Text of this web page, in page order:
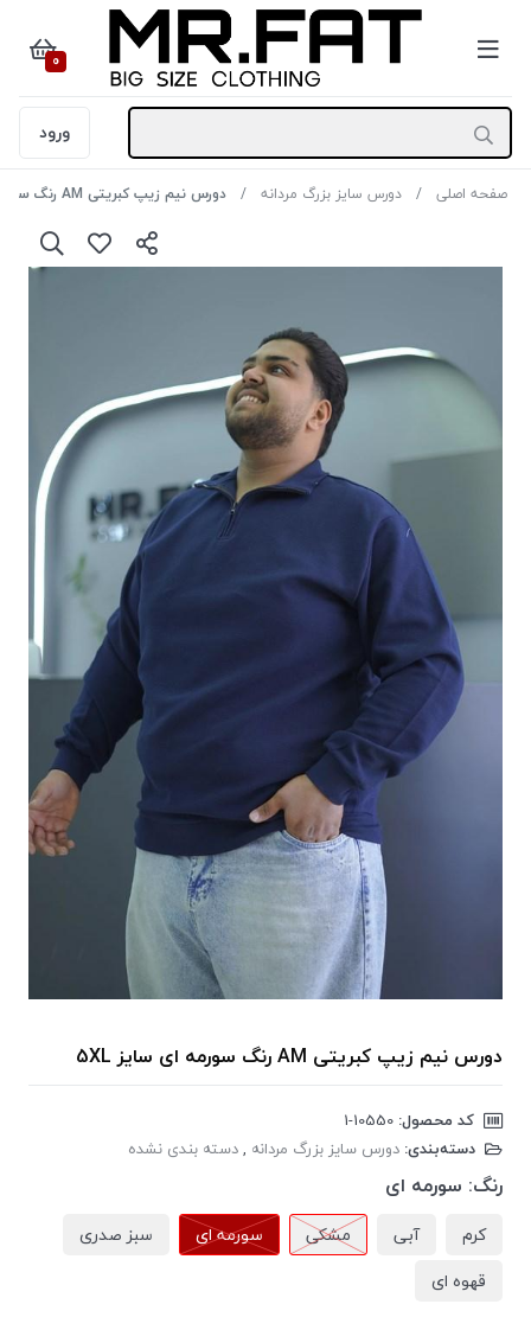
0
ورود
صفحه اصلی دورس سایز بزرگ مردانه دورس نیم زیپ کبریتی AM رنگ سورمه ای سایز 5XL
دورس نیم زیپ کبریتی AM رنگ سورمه ای سایز 5XL
کد محصول:
دسته‌بندی: دورس سایز بزرگ مردانه ,دسته بندی نشده
رنگ: سورمه ای
کرم آبی مشکی سورمه ای
سبز صدری
قهوه ای